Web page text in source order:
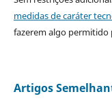
medidas de caráter
fazerem algo permitido
Artigos